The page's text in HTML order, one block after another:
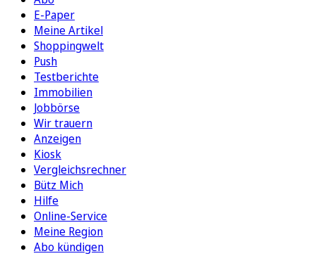
E-Paper
Meine Artikel
Shoppingwelt
Push
Testberichte
Immobilien
Jobbörse
Wir trauern
Anzeigen
Kiosk
Vergleichsrechner
Bütz Mich
Hilfe
Online-Service
Meine Region
Abo kündigen